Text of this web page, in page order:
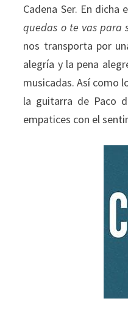
Cadena Ser. En dicha
quedas o te vas para
nos transporta por
alegría y la pena
musicadas. Así como
la guitarra de Paco
empatices con el